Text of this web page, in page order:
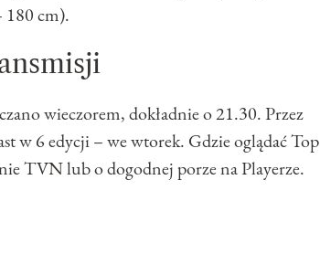
180 cm).
wieczorem, dokładnie o 21.30. Przez
w 6 edycji – we wtorek. Gdzie oglądać Top
TVN lub o dogodnej porze na Playerze.